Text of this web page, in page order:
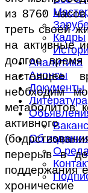
Кадры
Аналитика
Анонсы
Документы
Литература
Об издании
О
из 8760
треть своей
на активные
долгое
настоящее
необходим
метаболитов,
активного
перерыв в
поддержания